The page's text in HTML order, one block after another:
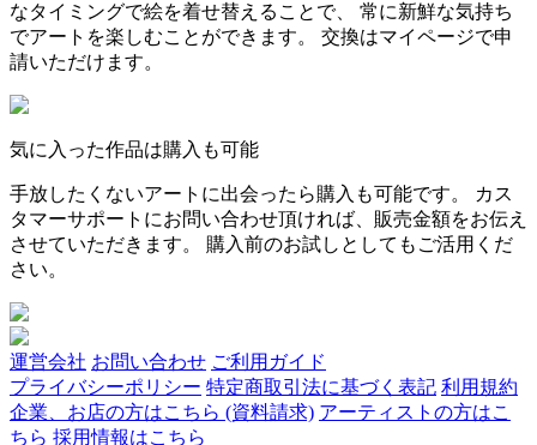
なタイミングで絵を着せ替えることで、 常に新鮮な気持ち
でアートを楽しむことができます。 交換はマイページで申
請いただけます。
気に入った作品は購入も可能
手放したくないアートに出会ったら購入も可能です。 カス
タマーサポートにお問い合わせ頂ければ、販売金額をお伝え
させていただきます。 購入前のお試しとしてもご活用くだ
さい。
運営会社 お問い合わせ ご利用ガイド
プライバシーポリシー 特定商取引法に基づく表記 利用規約
企業、お店の方はこちら (資料請求) アーティストの方はこ
ちら 採用情報はこちら